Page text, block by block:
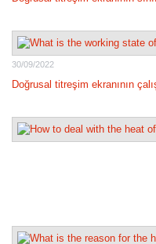
30/09/2022
Doğrusal titreşim ekranının